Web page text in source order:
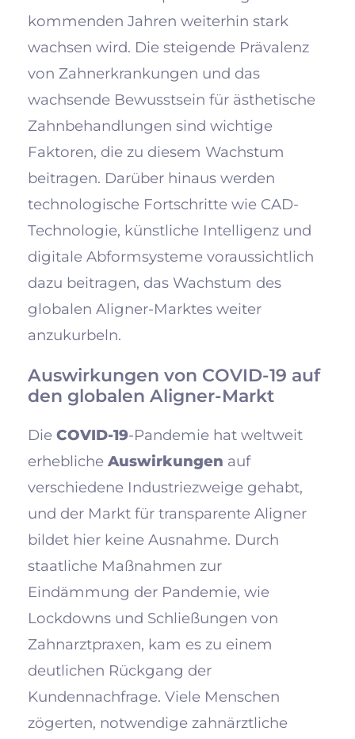
kommenden Jahren weiterhin stark
wachsen wird. Die steigende Prävalenz
von Zahnerkrankungen und das
wachsende Bewusstsein für ästhetische
Zahnbehandlungen sind wichtige
Faktoren, die zu diesem Wachstum
beitragen. Darüber hinaus werden
technologische Fortschritte wie CAD-
Technologie, künstliche Intelligenz und
digitale Abformsysteme voraussichtlich
dazu beitragen, das Wachstum des
globalen Aligner-Marktes weiter
anzukurbeln.
Auswirkungen von COVID-19 auf
den globalen Aligner-Markt
Die COVID-19-Pandemie hat weltweit
erhebliche Auswirkungen auf
verschiedene Industriezweige gehabt,
und der Markt für transparente Aligner
bildet hier keine Ausnahme. Durch
staatliche Maßnahmen zur
Eindämmung der Pandemie, wie
Lockdowns und Schließungen von
Zahnarztpraxen, kam es zu einem
deutlichen Rückgang der
Kundennachfrage. Viele Menschen
zögerten, notwendige zahnärztliche